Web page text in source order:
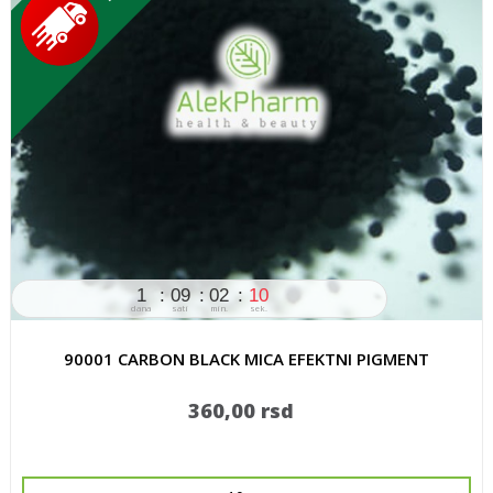
1
dana
09
sati
02
min.
09
sek.
90001 CARBON BLACK MICA EFEKTNI PIGMENT
360,00 rsd